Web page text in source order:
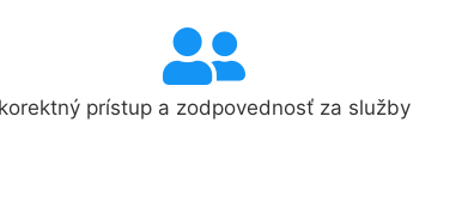
korektný prístup a zodpovednosť za služby